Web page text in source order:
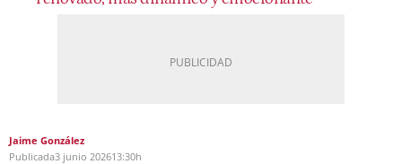
Jaime González
Publicada3 junio 202613:30h